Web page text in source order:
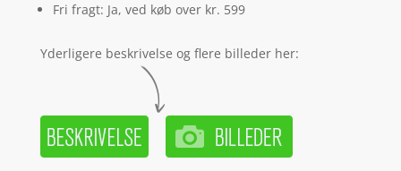
Fri fragt: Ja, ved køb over kr. 599
Yderligere beskrivelse og flere billeder her: